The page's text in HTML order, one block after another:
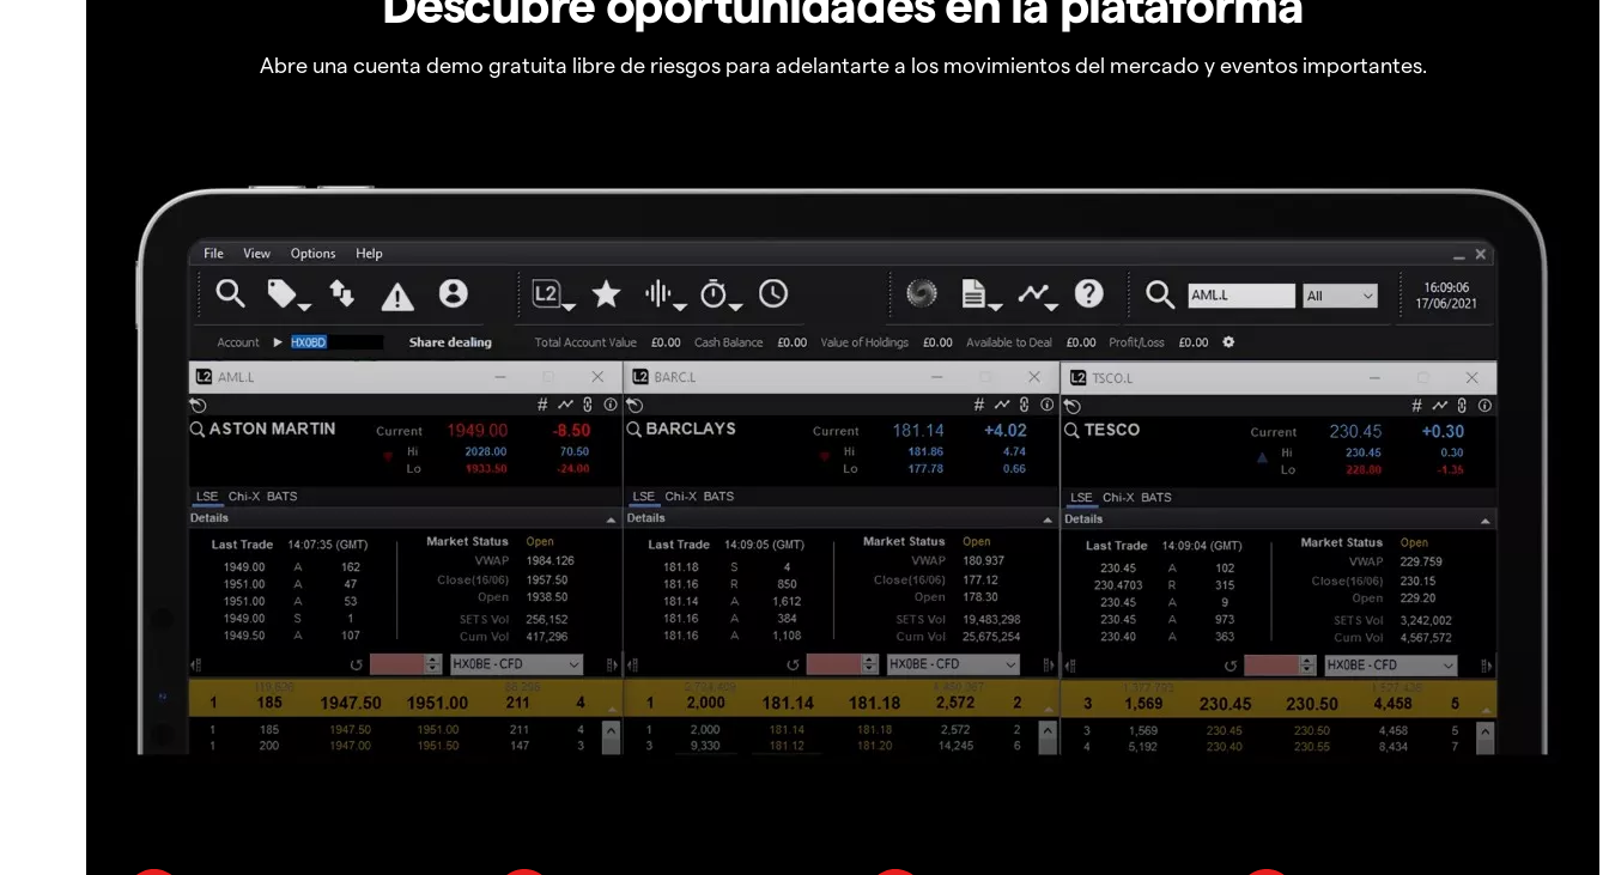
Abre una cuenta demo gratuita libre de riesgos para adelantarte a los movimientos del mercado y eventos importantes.